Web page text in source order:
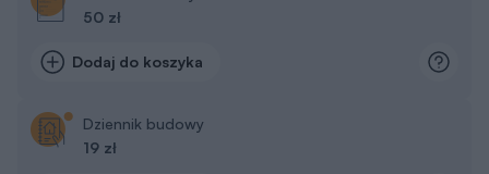
50 zł
Dodaj do koszyka
Dziennik budowy
19 zł